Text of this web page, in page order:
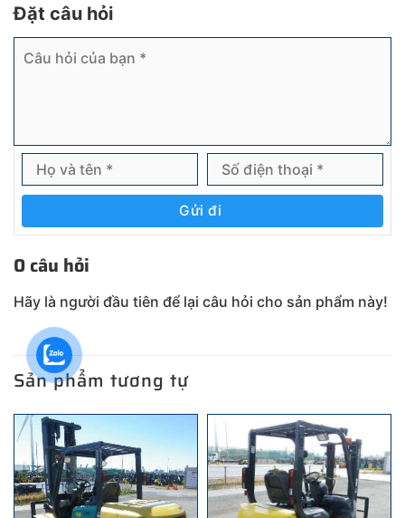
Đặt câu hỏi
Gửi đi
0 câu hỏi
Hãy là người đầu tiên để lại câu hỏi cho sản phẩm này!
Sản phẩm tương tự